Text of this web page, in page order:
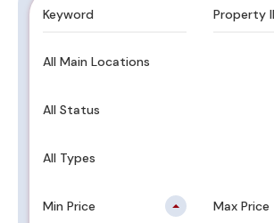
All Main Locations
All Status
All Types
Min Price Max Price